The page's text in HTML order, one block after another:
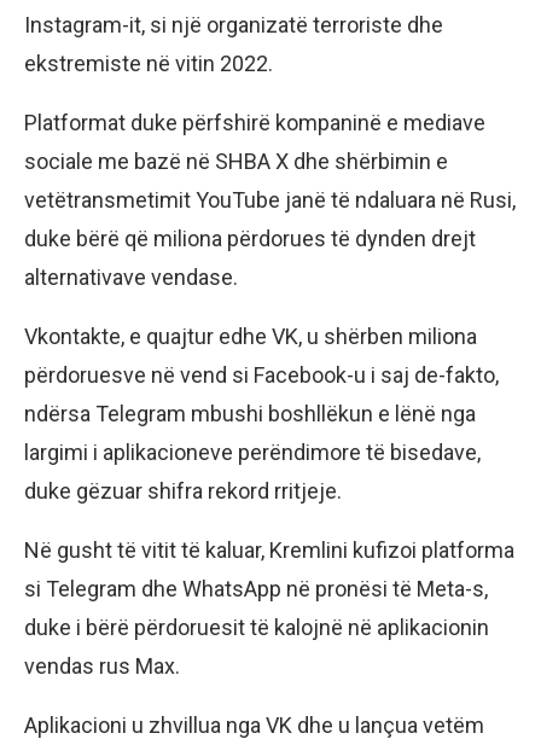
Instagram-it, si një organizatë terroriste dhe
ekstremiste në vitin 2022.
Platformat duke përfshirë kompaninë e mediave
sociale me bazë në SHBA X dhe shërbimin e
vetëtransmetimit YouTube janë të ndaluara në Rusi,
duke bërë që miliona përdorues të dynden drejt
alternativave vendase.
Vkontakte, e quajtur edhe VK, u shërben miliona
përdoruesve në vend si Facebook-u i saj de-fakto,
ndërsa Telegram mbushi boshllëkun e lënë nga
largimi i aplikacioneve perëndimore të bisedave,
duke gëzuar shifra rekord rritjeje.
Në gusht të vitit të kaluar, Kremlini kufizoi platforma
si Telegram dhe WhatsApp në pronësi të Meta-s,
duke i bërë përdoruesit të kalojnë në aplikacionin
vendas rus Max.
Aplikacioni u zhvillua nga VK dhe u lançua vetëm